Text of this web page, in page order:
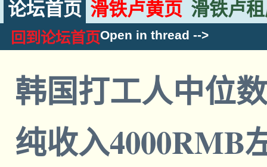
论坛首页 滑铁卢黄页 滑铁卢
回到论坛首页Open in thread -->
韩国打工人中位
纯收入4000RMB